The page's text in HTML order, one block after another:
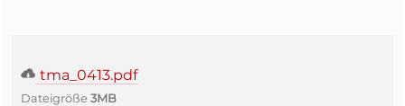
tma_0413.pdf
Dateigröße 3MB